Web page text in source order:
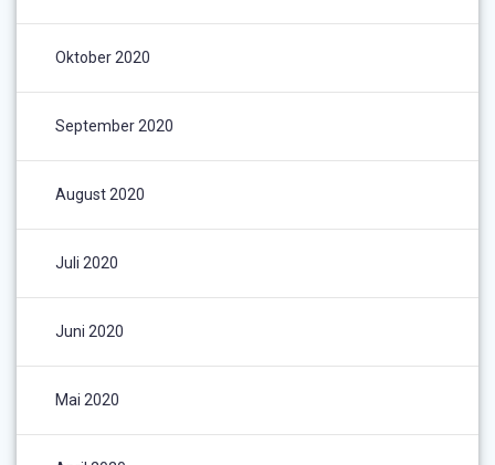
Oktober 2020
September 2020
August 2020
Juli 2020
Juni 2020
Mai 2020